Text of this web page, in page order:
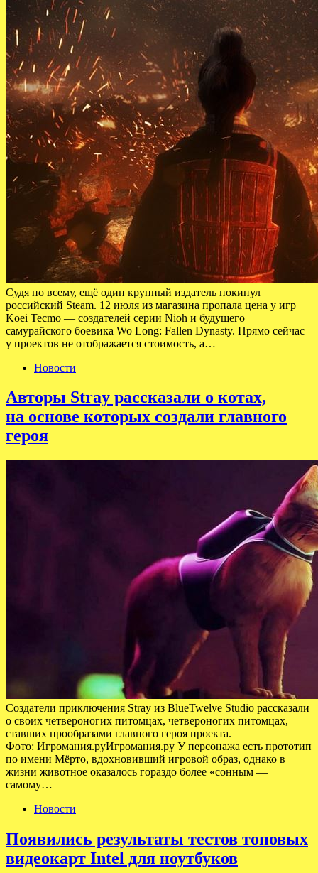
Судя по всему, ещё один крупный издатель покинул
российский Steam. 12 июля из магазина пропала цена у игр
Koei Tecmo — создателей серии Nioh и будущего
самурайского боевика Wo Long: Fallen Dynasty. Прямо сейчас
у проектов не отображается стоимость, а…
Новости
Авторы Stray рассказали о котах,
на основе которых создали главного
героя
Создатели приключения Stray из BlueTwelve Studio рассказали
о своих четвероногих питомцах, четвероногих питомцах,
ставших прообразами главного героя проекта.
Фото: Игромания.руИгромания.ру У персонажа есть прототип
по имени Мёрто, вдохновивший игровой образ, однако в
жизни животное оказалось гораздо более «сонным —
самому…
Новости
Появились результаты тестов топовых
видеокарт Intel для ноутбуков